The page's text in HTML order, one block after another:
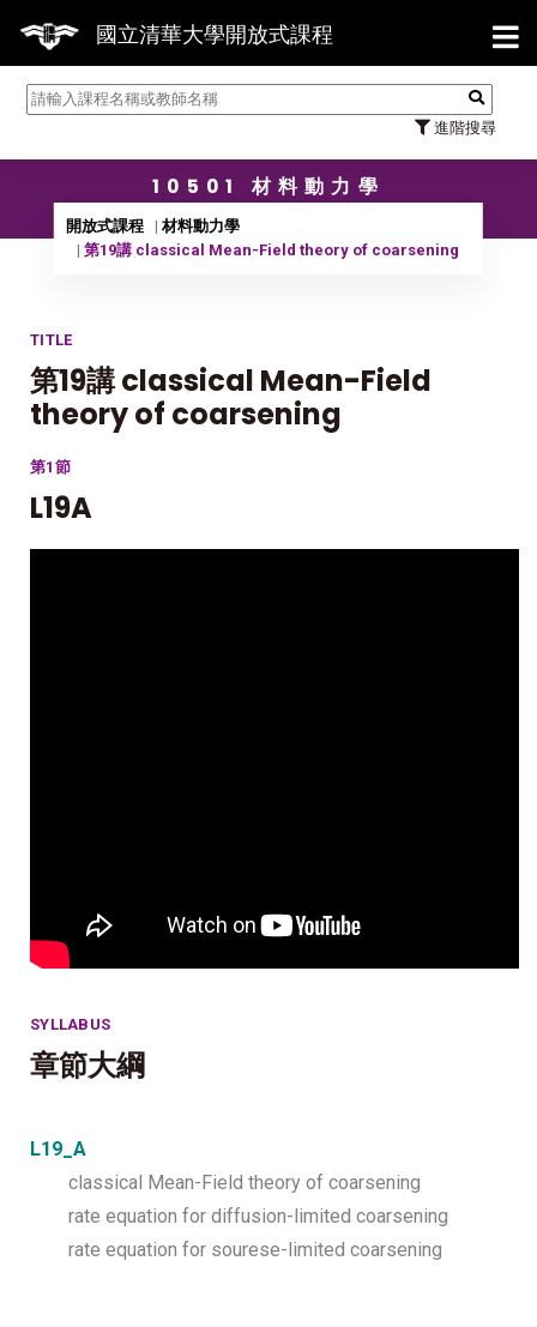
國立清華大學開放式課程
進階搜尋
【
10501 材料動力學
開放式課程
材料動力學
第19講 classical Mean-Field theory of coarsening
TITLE
第19講 classical Mean-Field
theory of coarsening
第1節
L19A
SYLLABUS
章節大綱
L19_A
classical Mean-Field theory of coarsening
rate equation for diffusion-limited coarsening
rate equation for sourese-limited coarsening